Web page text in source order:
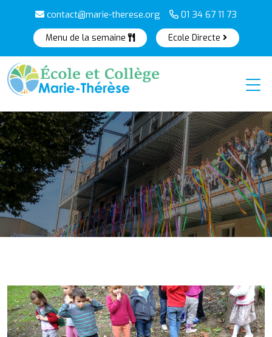
contact@marie-therese.org 01 34 67 11 73
Menu de la semaine Ecole Directe